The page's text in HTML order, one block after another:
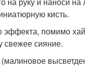
кисть.
эффекта, помимо
свежее сияние.